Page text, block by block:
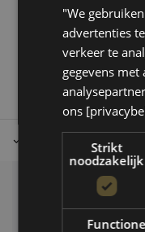
Tot 30 dagen retour
Klantenservice
Veelgestelde
"We
advertenties
verkeer te
gegevens
ons
Strikt
noodzakelijk